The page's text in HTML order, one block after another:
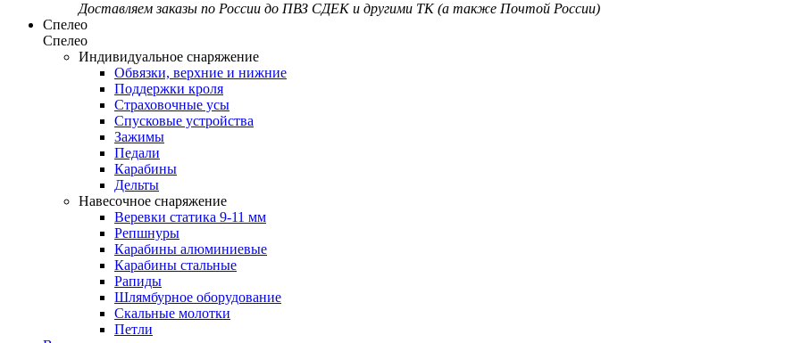
Доставляем заказы по России до ПВЗ СДЕК и другими ТК (а также Почтой России)
Спелео
Спелео
Индивидуальное снаряжение
Обвязки, верхние и нижние
Поддержки кроля
Страховочные усы
Спусковые устройства
Зажимы
Педали
Карабины
Дельты
Навесочное снаряжение
Веревки статика 9-11 мм
Репшнуры
Карабины алюминиевые
Карабины стальные
Рапиды
Шлямбурное оборудование
Скальные молотки
Петли